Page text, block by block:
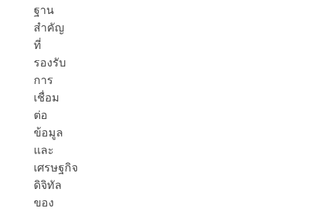
ฐาน
สำคัญ
ที่
รองรับ
การ
เชื่อม
ต่อ
ข้อมูล
และ
เศรษฐกิจ
ดิจิทัล
ของ